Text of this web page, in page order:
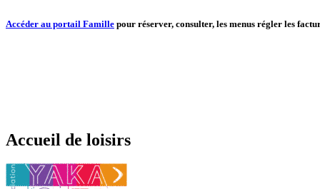
Accéder au portail Famille pour réserver, consulter, les menus régler les
Accueil de loisirs